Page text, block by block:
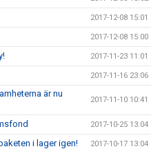
2017-12-08 15:01
2017-12-08 15:00
2017-11-23 11:01
2017-11-16 23:06
är nu
2017-11-10 10:41
2017-10-25 13:04
i lager igen! 2017-10-17 13:04